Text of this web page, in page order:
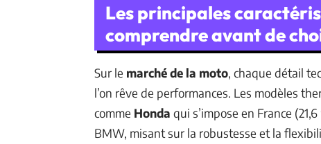
Les principales
comprendre avant de
Sur le marché de la moto, chaque détail
l’on rêve de performances. Les modèles
comme Honda qui s’impose en France
BMW, misant sur la robustesse et la